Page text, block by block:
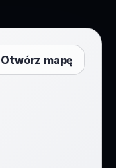
Otwórz mapę